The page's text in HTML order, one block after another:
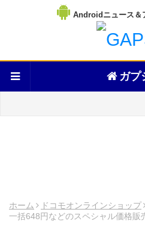
Androidニュース＆
ガプ
ホーム ドコモオンラインショップ
一括648円などのスペシャル価格販